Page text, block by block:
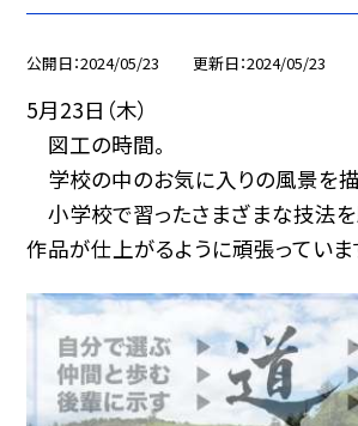
公開日 2024/05/23 更新日 2024/05/23
5月23日（木）
図工の時間。
学校の中のお気に入りの風景を描
小学校で習ったさまざまな技法を
作品が仕上がるように頑張っています